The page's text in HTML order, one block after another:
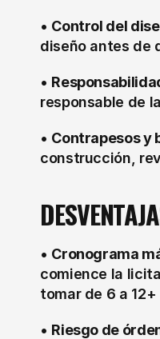
• Control del
diseño antes de
•
responsable de
• Contrapesos y
construcción,
• Cronograma
comience la
tomar de 6 a 12+
• Riesgo de